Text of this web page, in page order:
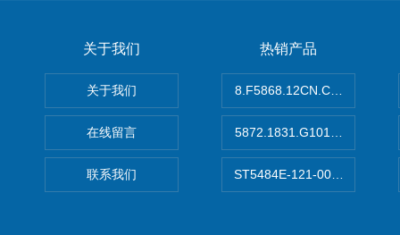
关于我们
关于我们
在线留言
联系我们
热销产品
8.F5868.12CN.C122德国
5872.1831.G101德国库伯勒
ST5484E-121-0032-00美国